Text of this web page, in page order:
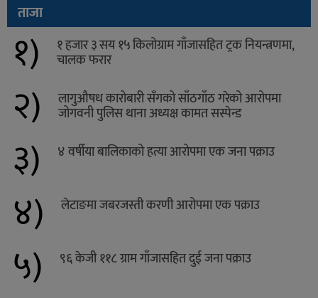
ताजा
१) १ हजार ३ सय १५ किलोग्राम गाँजासहित ट्रक नियन्त्रणमा,
चालक फरार
२) लागुऔषध कारोबारी सँगको साँठगाँठ गरेको आरोपमा
जोगवनी पुलिस थाना अध्यक्ष कामत सस्पेन्ड
३) ४ वर्षीया बालिकाको हत्या आरोपमा एक जना पक्राउ
४) लेटाङमा जबरजस्ती करणी आरोपमा एक पक्राउ
५) ९६ केजी ११८ ग्राम गाँजासहित दुई जना पक्राउ